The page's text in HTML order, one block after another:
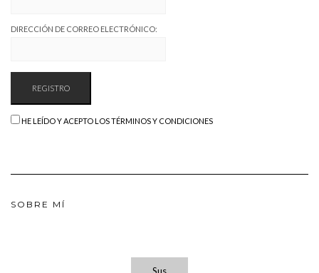
DIRECCIÓN DE CORREO ELECTRÓNICO:
HE LEÍDO Y ACEPTO LOS TÉRMINOS Y CONDICIONES
SOBRE MÍ